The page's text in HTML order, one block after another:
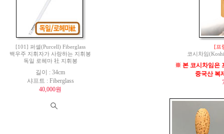
[101] 퍼셀(Purcell) Fiberglass
백우주 지휘자가 사랑하는 지휘봉
독일 로헤마 社 지휘봉
길이 : 34cm
샤프트 : Fiberglass
40,000원
[프
코시차임
※ 본 코시차임은
중국산 복